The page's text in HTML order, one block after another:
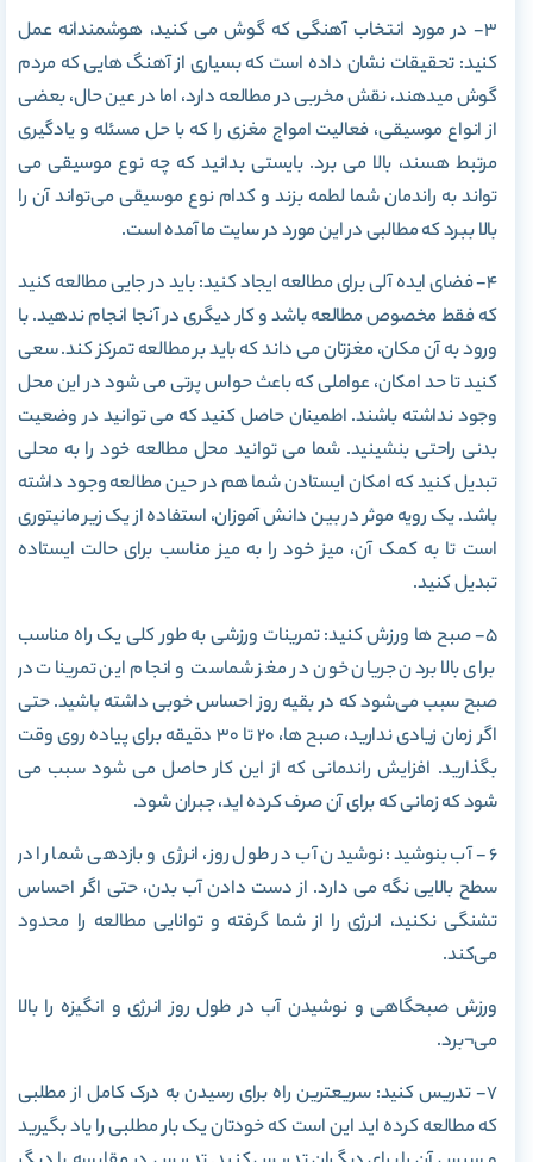
۳- در مورد انتخاب آهنگی که گوش می کنید، هوشمندانه عمل
کنید: تحقیقات نشان داده است که بسیاری از آهنگ هایی که مردم
گوش میدهند، نقش مخربی در مطالعه دارد، اما در عین حال، بعضی
از انواع موسیقی، فعالیت امواج مغزی را که با حل مسئله و یادگیری
مرتبط هسند، بالا می برد. بایستی بدانید که چه نوع موسیقی می
تواند به راندمان شما لطمه بزند و کدام نوع موسیقی می‌تواند آن را
بالا ببرد که مطالبی در این مورد در سایت ما آمده است.
۴- فضای ایده آلی برای مطالعه ایجاد کنید: باید در جایی مطالعه کنید
که فقط مخصوص مطالعه باشد و کار دیگری در آنجا انجام ندهید. با
ورود به آن مکان، مغزتان می داند که باید بر مطالعه تمرکز کند. سعی
کنید تا حد امکان، عواملی که باعث حواس پرتی می شود در این محل
وجود نداشته باشند. اطمینان حاصل کنید که می توانید در وضعیت
بدنی راحتی بنشینید. شما می توانید محل مطالعه خود را به محلی
تبدیل کنید که امکان ایستادن شما هم در حین مطالعه وجود داشته
باشد. یک رویه موثر در بین دانش آموزان، استفاده از یک زیر مانیتوری
است تا به کمک آن، میز خود را به میز مناسب برای حالت ایستاده
تبدیل کنید.
۵- صبح ها ورزش کنید: تمرینات ورزشی به طور کلی یک راه مناسب
برای بالا بردن جریان خون در مغز شماست و انجام این تمرینات در
صبح سبب می‌شود که در بقیه روز احساس خوبی داشته باشید. حتی
اگر زمان زیادی ندارید، صبح ها، ۲۰ تا ۳۰ دقیقه برای پیاده روی وقت
بگذارید. افزایش راندمانی که از این کار حاصل می شود سبب می
شود که زمانی که برای آن صرف کرده اید، جبران شود.
۶- آب بنوشید: نوشیدن آب در طول روز، انرژی و بازدهی شما را در
سطح بالایی نگه می دارد. از دست دادن آب بدن، حتی اگر احساس
تشنگی نکنید، انرژی را از شما گرفته و توانایی مطالعه را محدود
می‌کند.
ورزش صبحگاهی و نوشیدن آب در طول روز انرژی و انگیزه را بالا
می¬برد.
۷- تدریس کنید: سریعترین راه برای رسیدن به درک کامل از مطلبی
که مطالعه کرده اید این است که خودتان یک بار مطلبی را یاد بگیرید